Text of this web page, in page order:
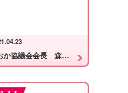
【訃報】I Love しずおか協議会会長 森恵一 逝去のお知らせ